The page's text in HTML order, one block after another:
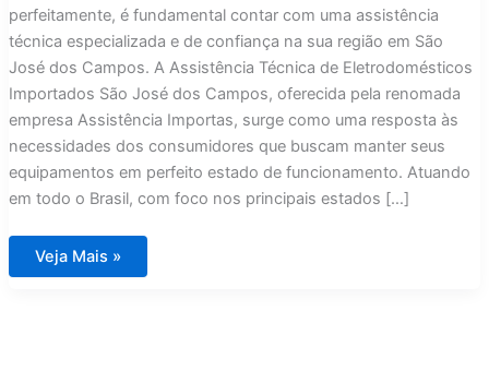
perfeitamente, é fundamental contar com uma assistência
técnica especializada e de confiança na sua região em São
José dos Campos. A Assistência Técnica de Eletrodomésticos
Importados São José dos Campos, oferecida pela renomada
empresa Assistência Importas, surge como uma resposta às
necessidades dos consumidores que buscam manter seus
equipamentos em perfeito estado de funcionamento. Atuando
em todo o Brasil, com foco nos principais estados […]
Assistência
Técnica
Veja Mais »